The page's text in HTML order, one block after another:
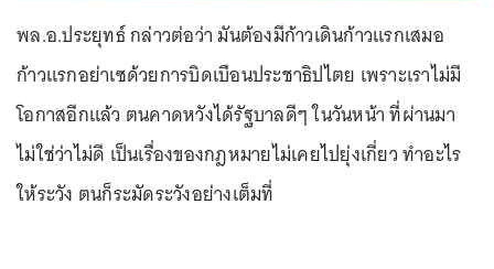
พล.อ.ประยุทธ์ กล่าวต่อว่า มันต้องมีก้าวเดินก้าวแรกเสมอ
ก้าวแรกอย่าเซด้วยการบิดเบือนประชาธิปไตย เพราะเราไม่มี
โอกาสอีกแล้ว ตนคาดหวังได้รัฐบาลดีๆ ในวันหน้า ที่ผ่านมา
ไม่ใช่ว่าไม่ดี เป็นเรื่องของกฎหมายไม่เคยไปยุ่งเกี่ยว ทำอะไร
ให้ระวัง ตนก็ระมัดระวังอย่างเต็มที่